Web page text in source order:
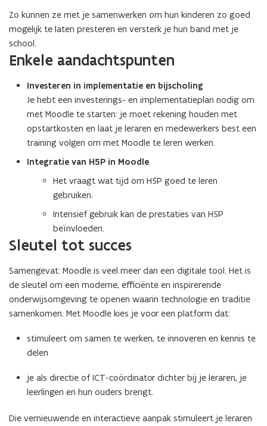
Zo kunnen ze met je samenwerken om hun kinderen zo goed
mogelijk te laten presteren en versterk je hun band met je
school.
Enkele aandachtspunten
Investeren in implementatie en bijscholing
Je hebt een investerings- en implementatieplan nodig om
met Moodle te starten: je moet rekening houden met
opstartkosten en laat je leraren en medewerkers best een
training volgen om met Moodle te leren werken.
Integratie van H5P in Moodle
Het vraagt wat tijd om H5P goed te leren
gebruiken.
Intensief gebruik kan de prestaties van H5P
beïnvloeden.
Sleutel tot succes
Samengevat: Moodle is veel meer dan een digitale tool. Het is
de sleutel om een moderne, efficiënte en inspirerende
onderwijsomgeving te openen waarin technologie en traditie
samenkomen. Met Moodle kies je voor een platform dat:
stimuleert om samen te werken, te innoveren en kennis te
delen
je als directie of ICT-coördinator dichter bij je leraren, je
leerlingen en hun ouders brengt.
Die vernieuwende en interactieve aanpak stimuleert je leraren